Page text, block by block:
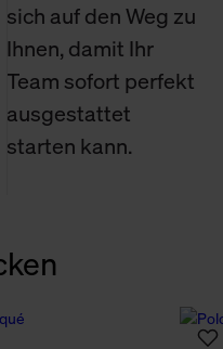
sich auf den Weg zu
Ihnen, damit Ihr
Team sofort perfekt
ausgestattet
starten kann.